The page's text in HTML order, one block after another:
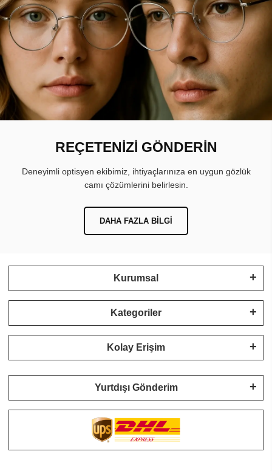
REÇETENİZİ GÖNDERİN
Deneyimli optisyen ekibimiz, ihtiyaçlarınıza en uygun gözlük
camı çözümlerini belirlesin.
DAHA FAZLA BILGI
Kurumsal
Kategoriler
Kolay Erişim
Yurtdışı Gönderim